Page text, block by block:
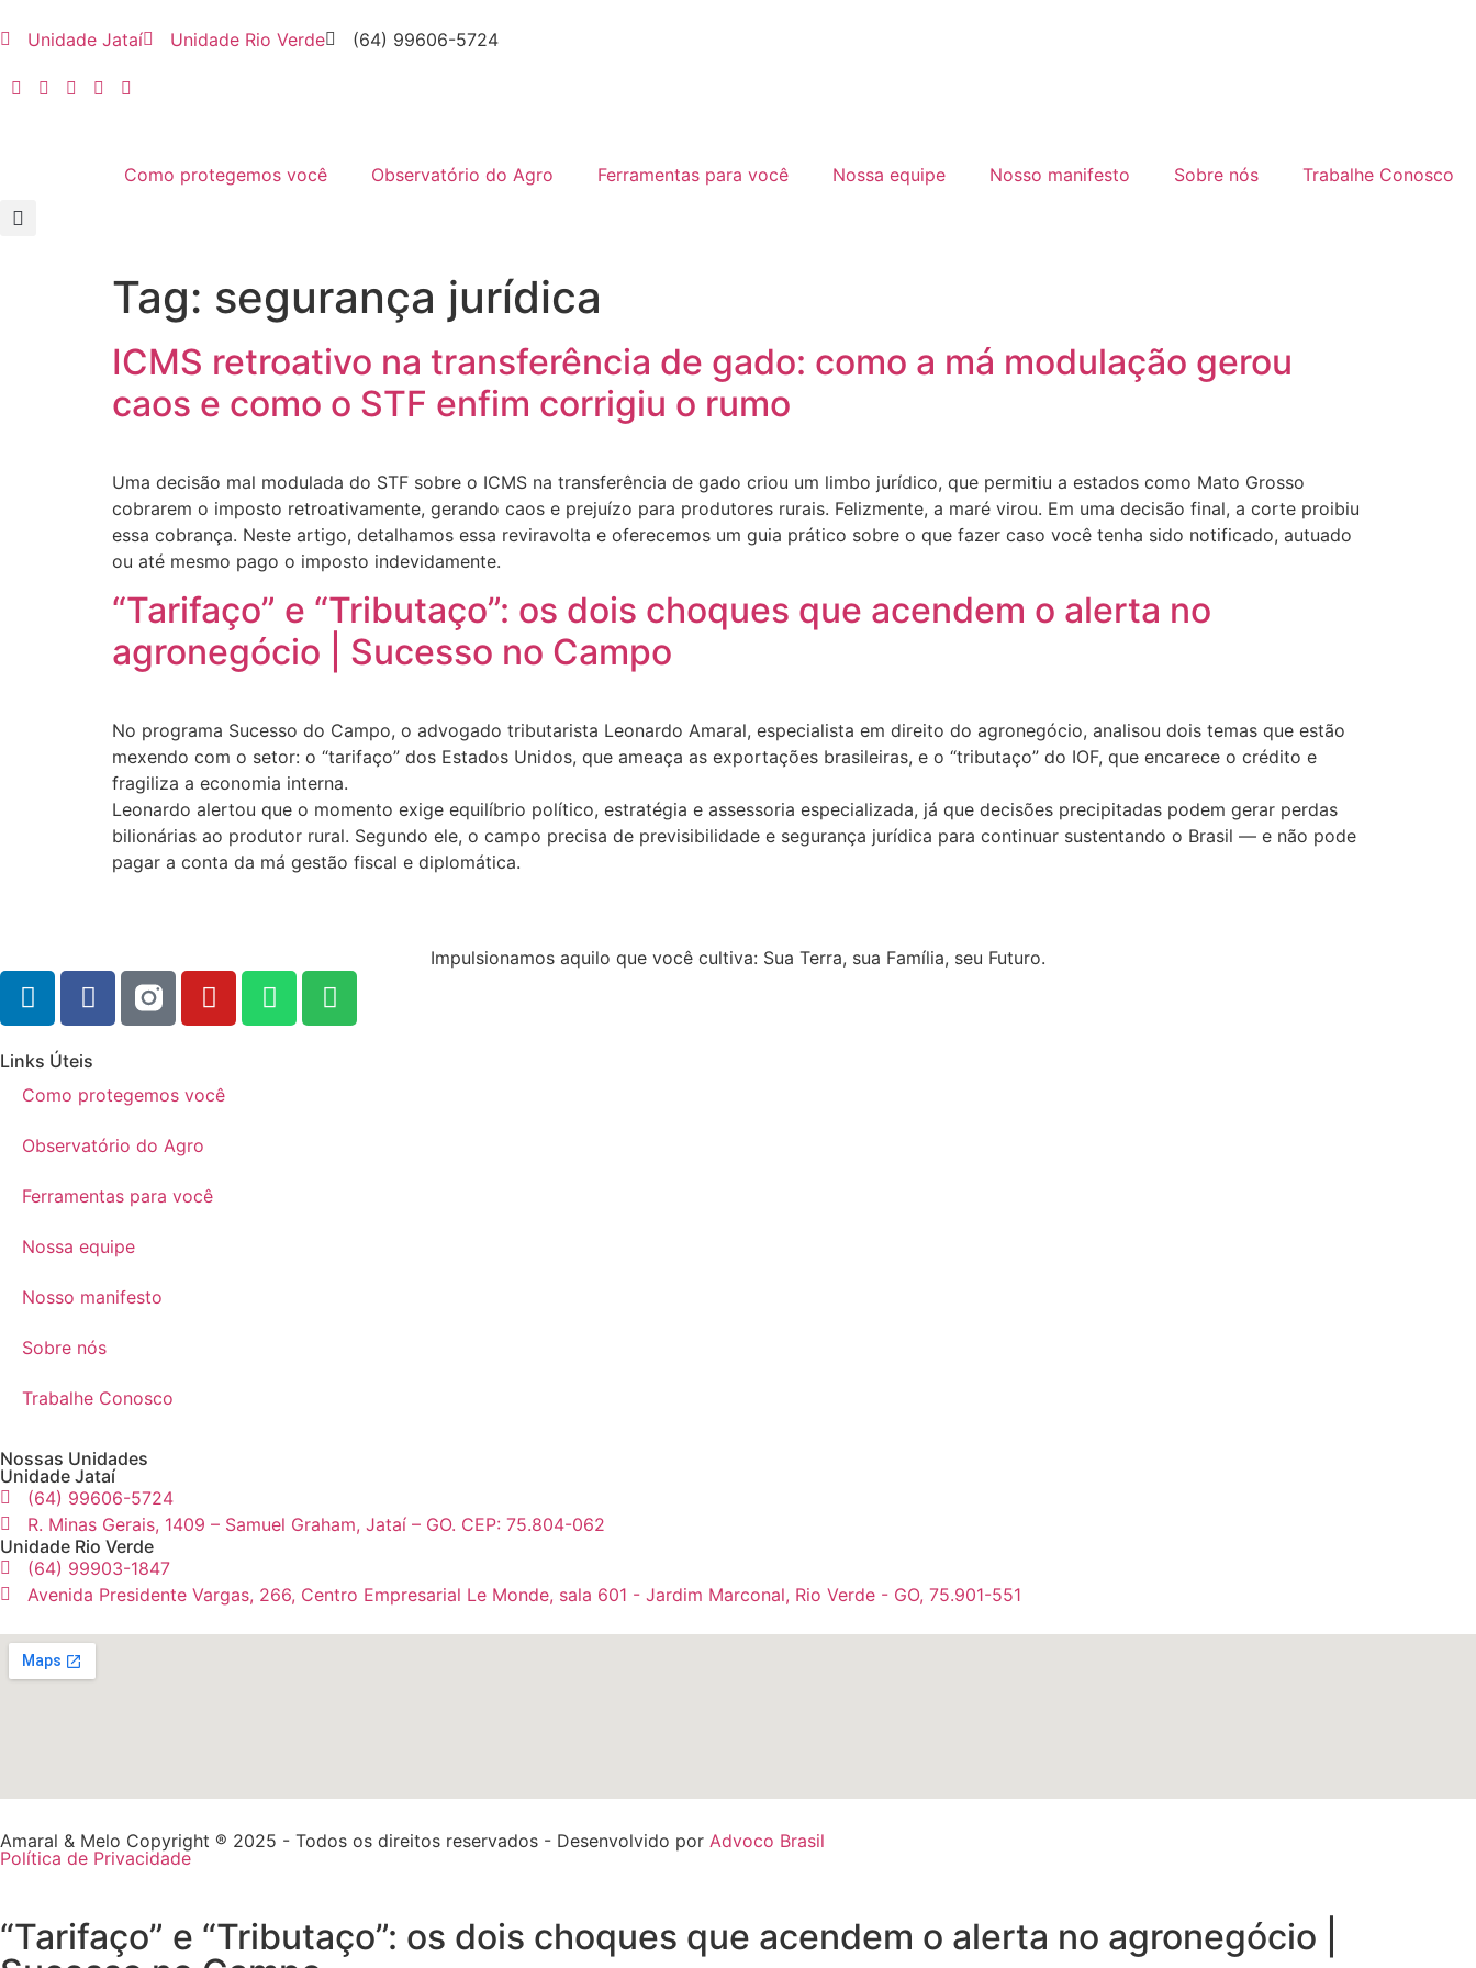
Unidade Jataí Unidade Rio Verde (64) 99606-5724
Como protegemos você Observatório do Agro Ferramentas para você Nossa equipe Nosso manifesto Sobre nós Trabalhe Conosco
Tag: segurança jurídica
ICMS retroativo na transferência de gado: como a má modulação gerou
caos e como o STF enfim corrigiu o rumo
Uma decisão mal modulada do STF sobre o ICMS na transferência de gado criou um limbo jurídico, que permitiu a estados como Mato Grosso
cobrarem o imposto retroativamente, gerando caos e prejuízo para produtores rurais. Felizmente, a maré virou. Em uma decisão final, a corte proibiu
essa cobrança. Neste artigo, detalhamos essa reviravolta e oferecemos um guia prático sobre o que fazer caso você tenha sido notificado, autuado
ou até mesmo pago o imposto indevidamente.
“Tarifaço” e “Tributaço”: os dois choques que acendem o alerta no
agronegócio | Sucesso no Campo
No programa Sucesso do Campo, o advogado tributarista Leonardo Amaral, especialista em direito do agronegócio, analisou dois temas que estão
mexendo com o setor: o “tarifaço” dos Estados Unidos, que ameaça as exportações brasileiras, e o “tributaço” do IOF, que encarece o crédito e
fragiliza a economia interna.
Leonardo alertou que o momento exige equilíbrio político, estratégia e assessoria especializada, já que decisões precipitadas podem gerar perdas
bilionárias ao produtor rural. Segundo ele, o campo precisa de previsibilidade e segurança jurídica para continuar sustentando o Brasil — e não pode
pagar a conta da má gestão fiscal e diplomática.
Impulsionamos aquilo que você cultiva: Sua Terra, sua Família, seu Futuro.
Links Úteis
Como protegemos você
Observatório do Agro
Ferramentas para você
Nossa equipe
Nosso manifesto
Sobre nós
Trabalhe Conosco
Nossas Unidades
Unidade Jataí
(64) 99606-5724
R. Minas Gerais, 1409 – Samuel Graham, Jataí – GO. CEP: 75.804-062
Unidade Rio Verde
(64) 99903-1847
Avenida Presidente Vargas, 266, Centro Empresarial Le Monde, sala 601 - Jardim Marconal, Rio Verde - GO, 75.901-551
Amaral & Melo Copyright ® 2025 - Todos os direitos reservados - Desenvolvido por Advoco Brasil
Política de Privacidade
“Tarifaço” e “Tributaço”: os dois choques que acendem o alerta no agronegócio |